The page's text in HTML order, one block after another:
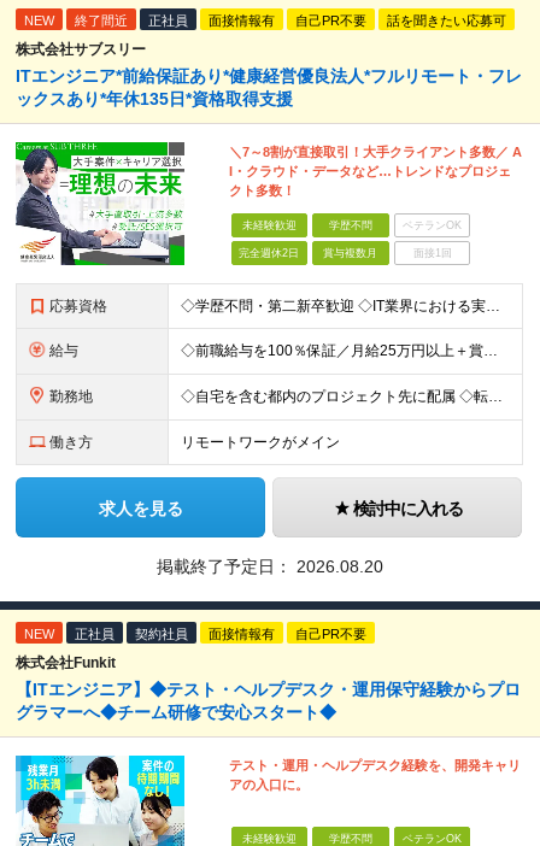
NEW 終了間近 正社員 面接情報有 自己PR不要 話を聞きたい応募可
株式会社サブスリー
ITエンジニア*前給保証あり*健康経営優良法人*フルリモート・フレ
ックスあり*年休135日*資格取得支援
＼7～8割が直接取引！大手クライアント多数／ A
I・クラウド・データなど…トレンドなプロジェ
クト多数！
未経験歓迎 学歴不問 ベテランOK
完全週休2日 賞与複数月 面接1回
応募資格 ◇学歴不問・第二新卒歓迎 ◇IT業界における実務経験がある方（言語、工程、年数不問） ◇経験者・30歳以下の方は『書類選考無しの面接確約』 ☆経験者は『書類選考無しの面接確約』をお約束！ PM／PL
給与 ◇前職給与を100％保証／月給25万円以上＋賞与年2回＋各種手当 ・残業代と交通費は別途支給 ・退職金や住宅手当など…福利厚生も充実！ 【経験者は経験・スキルに応じて優遇します】 開発経験1年以上：
勤務地 ◇自宅を含む都内のプロジェクト先に配属 ◇転勤なし！プロジェクトは都内が95％以上が23区内 ◇フルリモート案件あり ■水道橋オフィス／東京都千代田区神田三崎町3-5-9 天翔オフィス水道橋7F └
働き方 リモートワークがメイン
求人を見る 検討中に入れる
掲載終了予定日： 2026.08.20
NEW 正社員 契約社員 面接情報有 自己PR不要
株式会社Funkit
【ITエンジニア】◆テスト・ヘルプデスク・運用保守経験からプロ
グラマーへ◆チーム研修で安心スタート◆
テスト・運用・ヘルプデスク経験を、開発キャリ
アの入口に。
未経験歓迎 学歴不問 ベテランOK